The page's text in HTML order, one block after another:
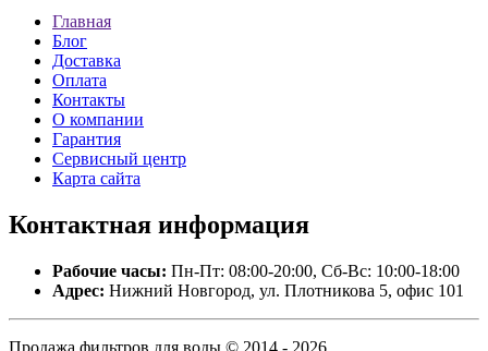
Главная
Блог
Доставка
Оплата
Контакты
О компании
Гарантия
Сервисный центр
Карта сайта
Контактная информация
Рабочие часы: Пн-Пт: 08:00-20:00, Сб-Вс: 10:00-18:00
Адрес: Нижний Новгород, ул. Плотникова 5, офис 101
Продажа фильтров для воды © 2014 - 2026